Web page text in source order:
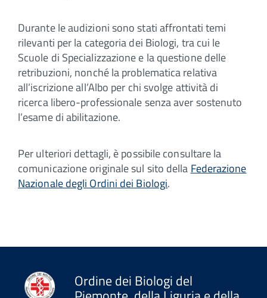
Durante le audizioni sono stati affrontati temi
rilevanti per la categoria dei Biologi, tra cui le
Scuole di Specializzazione e la questione delle
retribuzioni, nonché la problematica relativa
all’iscrizione all’Albo per chi svolge attività di
ricerca libero-professionale senza aver sostenuto
l’esame di abilitazione.
Per ulteriori dettagli, è possibile consultare la
comunicazione originale sul sito della Federazione
Nazionale degli Ordini dei Biologi.
Ordine dei Biologi del